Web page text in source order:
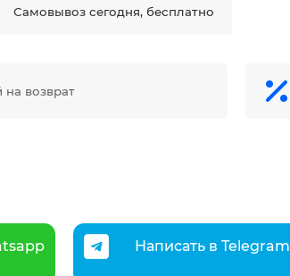
Самовывоз сегодня, бесплатно
на возврат
Написать в Telegram